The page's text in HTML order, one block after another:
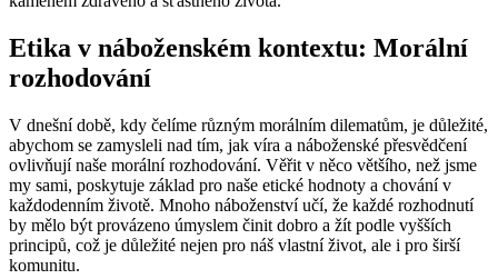
Etika v náboženském kontextu: Morální
rozhodování
V dnešní době, kdy čelíme různým morálním dilematům, je důležité,
abychom se zamysleli nad tím, jak víra a náboženské přesvědčení
ovlivňují naše morální rozhodování. Věřit v něco většího, než jsme
my sami, poskytuje základ pro naše etické hodnoty a chování v
každodenním životě. Mnoho náboženství učí, že každé rozhodnutí
by mělo být provázeno úmyslem činit dobro a žít podle vyšších
principů, což je důležité nejen pro náš vlastní život, ale i pro širší
komunitu.